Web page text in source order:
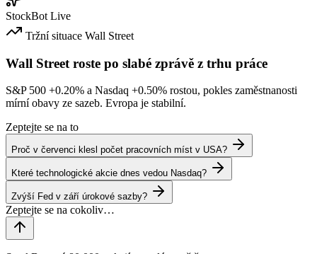
StockBot Live
Tržní situace Wall Street
Wall Street roste po slabé zprávě z trhu práce
S&P 500 +0.20% a Nasdaq +0.50% rostou, pokles zaměstnanosti
mírní obavy ze sazeb. Evropa je stabilní.
Zeptejte se na to
Proč v červenci klesl počet pracovních míst v USA?
Které technologické akcie dnes vedou Nasdaq?
Zvýší Fed v září úrokové sazby?